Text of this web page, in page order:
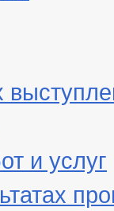
и услуг